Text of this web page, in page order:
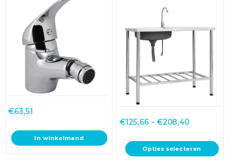
gekozen
worden
productpagina
€63,51
In winkelmand
roestvrij staal
€125,66 - €208,40
tot
€208,40
Opties selecteren
Dit
product